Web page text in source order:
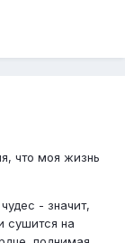
что моя жизнь
- значит,
сушится на